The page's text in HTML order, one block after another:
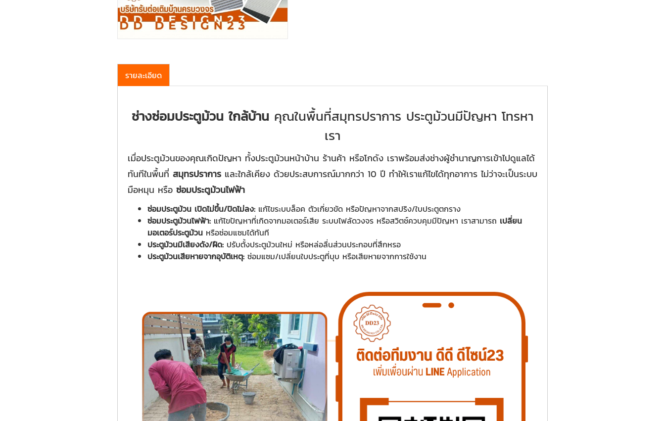
รายละเอียด
ช่างซ่อมประตูม้วน ใกล้บ้าน คุณในพื้นที่สมุทรปราการ ประตูม้วนมีปัญหา โทรหา
เรา
เมื่อประตูม้วนของคุณเกิดปัญหา ทั้งประตูม้วนหน้าบ้าน ร้านค้า หรือโกดัง เราพร้อมส่งช่างผู้ชำนาญการเข้าไปดูแลได้
ทันทีในพื้นที่ สมุทรปราการ และใกล้เคียง ด้วยประสบการณ์มากกว่า 10 ปี ทำให้เราแก้ไขได้ทุกอาการ ไม่ว่าจะเป็นระบบ
มือหมุน หรือ ซ่อมประตูม้วนไฟฟ้า
ซ่อมประตูม้วน เปิดไม่ขึ้น/ปิดไม่ลง: แก้ไขระบบล็อค ตัวเกี่ยวขัด หรือปัญหาจากสปริง/ใบประตูตกราง
ซ่อมประตูม้วนไฟฟ้า: แก้ไขปัญหาที่เกิดจากมอเตอร์เสีย ระบบไฟลัดวงจร หรือสวิตช์ควบคุมมีปัญหา เราสามารถ เปลี่ยน
มอเตอร์ประตูม้วน หรือซ่อมแซมได้ทันที
ประตูม้วนมีเสียงดัง/ฝืด: ปรับตั้งประตูม้วนใหม่ หรือหล่อลื่นส่วนประกอบที่สึกหรอ
ประตูม้วนเสียหายจากอุบัติเหตุ: ซ่อมแซม/เปลี่ยนใบประตูที่บุบ หรือเสียหายจากการใช้งาน